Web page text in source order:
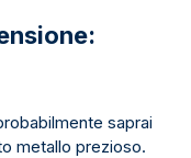
saprai
metallo prezioso.